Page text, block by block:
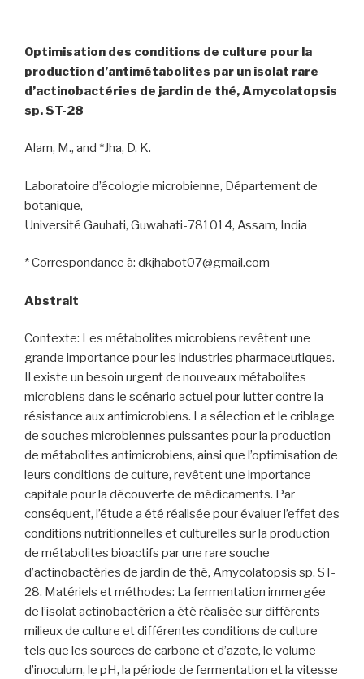
Optimisation des conditions de culture pour la
production d’antimétabolites par un isolat rare
d’actinobactéries de jardin de thé, Amycolatopsis
sp. ST-28
Alam, M., and *Jha, D. K.
Laboratoire d’écologie microbienne, Département de
botanique,
Université Gauhati, Guwahati-781014, Assam, India
* Correspondance à: dkjhabot07@gmail.com
Abstrait
Contexte: Les métabolites microbiens revêtent une
grande importance pour les industries pharmaceutiques.
Il existe un besoin urgent de nouveaux métabolites
microbiens dans le scénario actuel pour lutter contre la
résistance aux antimicrobiens. La sélection et le criblage
de souches microbiennes puissantes pour la production
de métabolites antimicrobiens, ainsi que l’optimisation de
leurs conditions de culture, revêtent une importance
capitale pour la découverte de médicaments. Par
conséquent, l’étude a été réalisée pour évaluer l’effet des
conditions nutritionnelles et culturelles sur la production
de métabolites bioactifs par une rare souche
d’actinobactéries de jardin de thé, Amycolatopsis sp. ST-
28. Matériels et méthodes: La fermentation immergée
de l’isolat actinobactérien a été réalisée sur différents
milieux de culture et différentes conditions de culture
tels que les sources de carbone et d’azote, le volume
d’inoculum, le pH, la période de fermentation et la vitesse